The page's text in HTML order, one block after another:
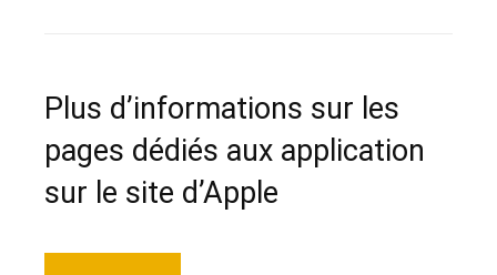
Plus d’informations sur les
pages dédiés aux application
sur le site d’Apple